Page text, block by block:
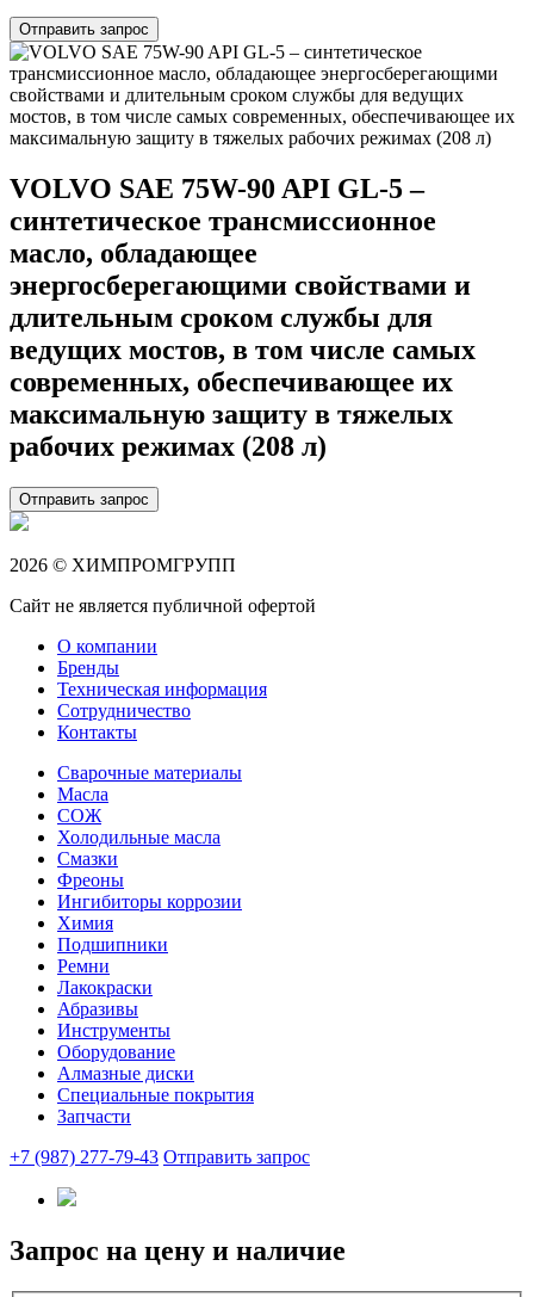
Отправить запрос
VOLVO SAE 75W-90 API GL-5 –
синтетическое трансмиссионное
масло, обладающее
энергосберегающими свойствами и
длительным сроком службы для
ведущих мостов, в том числе самых
современных, обеспечивающее их
максимальную защиту в тяжелых
рабочих режимах (208 л)
Отправить запрос
2026 © ХИМПРОМГРУПП
Сайт не является публичной офертой
О компании
Бренды
Техническая информация
Сотрудничество
Контакты
Сварочные материалы
Масла
СОЖ
Холодильные масла
Смазки
Фреоны
Ингибиторы коррозии
Химия
Подшипники
Ремни
Лакокраски
Абразивы
Инструменты
Оборудование
Алмазные диски
Специальные покрытия
Запчасти
+7 (987) 277-79-43 Отправить запрос
Запрос на цену и наличие